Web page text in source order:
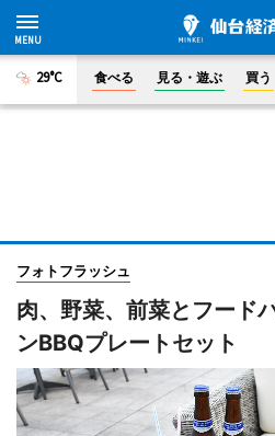
29°C 食べる 見る・遊ぶ 買う
フォトフラッシュ
肉、野菜、前菜とフード
ンBBQプレートセット